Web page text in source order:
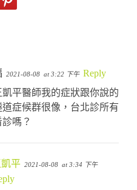
2021-08-08 at 3:22 下午 Reply
凱平醫師我的症狀跟你說的
道症候群很像，台北診所有
嗎？
凱平 2021-08-08 at 3:34 下午